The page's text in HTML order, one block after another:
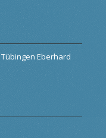
Eberhard